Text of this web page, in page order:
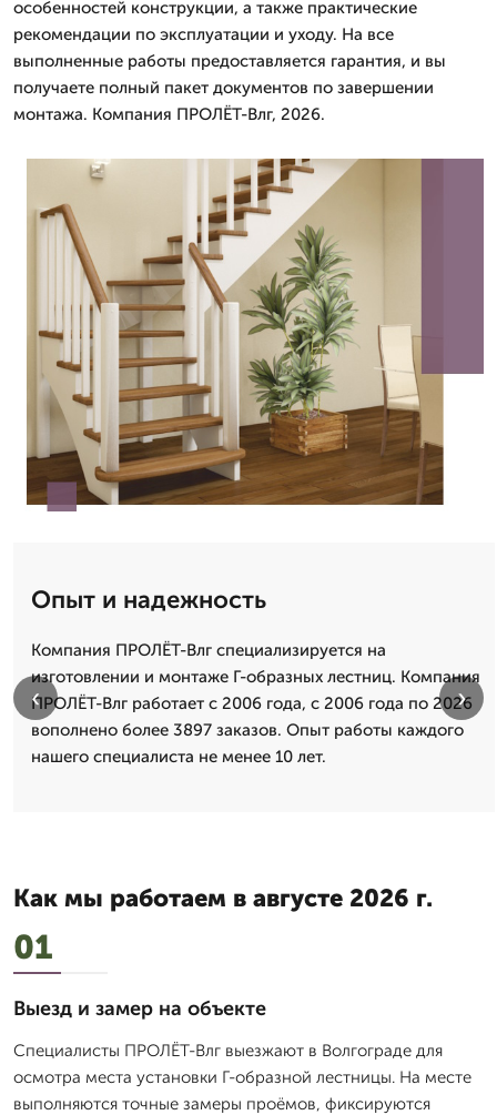
особенностей конструкции, а также практические
рекомендации по эксплуатации и уходу. На все
выполненные работы предоставляется гарантия, и вы
получаете полный пакет документов по завершении
монтажа. Компания ПРОЛЁТ-Влг, 2026.
Опыт и надежность
Компания ПРОЛЁТ-Влг специализируется на
изготовлении и монтаже Г-образных лестниц. Компания
ПРОЛЁТ-Влг работает с 2006 года, с 2006 года по 2026
вополнено более 3897 заказов. Опыт работы каждого
нашего специалиста не менее 10 лет.
‹ ›
Как мы работаем в августе 2026 г.
01
Выезд и замер на объекте
Специалисты ПРОЛЁТ-Влг выезжают в Волгограде для
осмотра места установки Г-образной лестницы. На месте
выполняются точные замеры проёмов, фиксируются